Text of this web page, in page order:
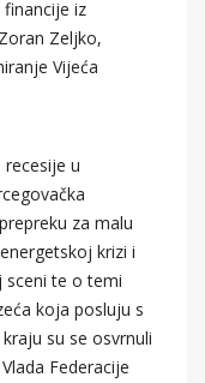
financije iz
Zeljko,
Vijeća
u
za malu
krizi i
sceni te o temi
koja posluju s
su se osvrnuli
Federacije